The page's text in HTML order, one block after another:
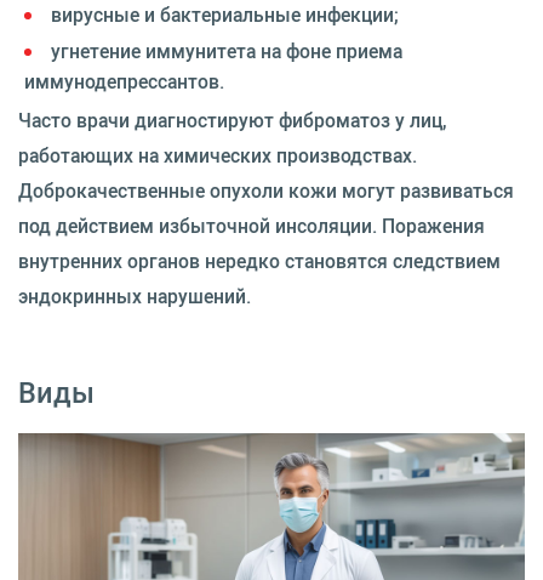
вирусные и бактериальные инфекции;
угнетение иммунитета на фоне приема
иммунодепрессантов.
Часто врачи диагностируют фиброматоз у лиц,
работающих на химических производствах.
Доброкачественные опухоли кожи могут развиваться
под действием избыточной инсоляции. Поражения
внутренних органов нередко становятся следствием
эндокринных нарушений.
Виды